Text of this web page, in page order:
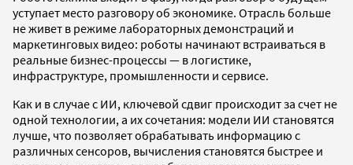
уступает место разговору об экономике. Отрасль больше
не живет в режиме лабораторных демонстраций и
маркетинговых видео: роботы начинают встраиваться в
реальные бизнес-процессы — в логистике,
инфраструктуре, промышленности и сервисе.
Как и в случае с ИИ, ключевой сдвиг происходит за счет не
одной технологии, а их сочетания: модели ИИ становятся
лучше, что позволяет обрабатывать информацию с
различных сенсоров, вычисления становятся быстрее и